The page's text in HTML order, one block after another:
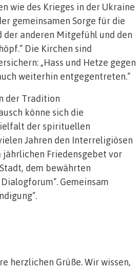
wie des Krieges in der Ukraine
gemeinsamen Sorge für die
der anderen Mitgefühl und den
Die Kirchen sind
„Hass und Hetze gegen
weiterhin entgegentreten.“
der Tradition
könne sich die
der spirituellen
Jahren den Interreligiösen
jährlichen Friedensgebet vor
dem bewährten
Gemeinsam
herzlichen Grüße. Wir wissen,